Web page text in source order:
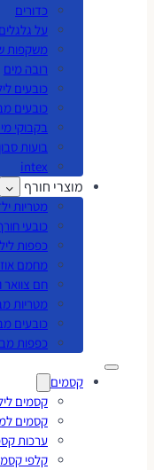
כדורים
על
משקפות
רובה מים
כובעים
כובעים
בקבוקי
בועות סבון
intex
מוצרי חורף
מטריות
כובעי
כפפות
מחמם
חם צוואר
מטריות
כובעים
כפפות
קסמים
קסמים
קסמים
ערכות
קלפי